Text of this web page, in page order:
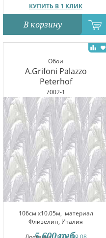
КУПИТЬ В 1 КЛИК
В корзину
Обои
A.Grifoni Palazzo
Peterhof
7002-1
106см x10.05м, материал
Флизелин, Италия
5 600 руб.